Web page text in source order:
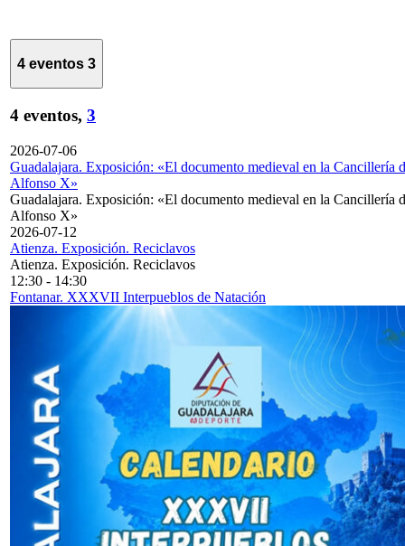
4 eventos 3
4 eventos, 3
2026-07-06
Guadalajara. Exposición: «El documento medieval en la Cancillería
Alfonso X»
Guadalajara. Exposición: «El documento medieval en la Cancillería
Alfonso X»
2026-07-12
Atienza. Exposición. Reciclavos
Atienza. Exposición. Reciclavos
12:30 - 14:30
Fontanar. XXXVII Interpueblos de Natación